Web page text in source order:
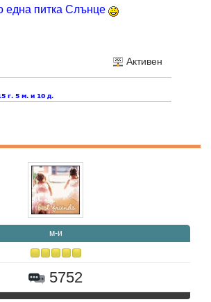
една питка Слънце
Активен
м-и
5752